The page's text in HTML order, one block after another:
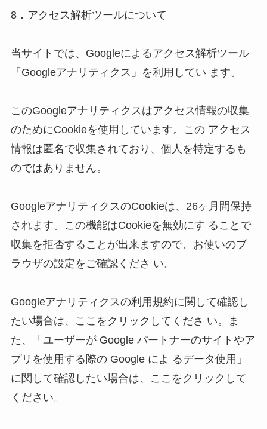
8．アクセス解析ツールについて
当サイトでは、Googleによるアクセス解析ツール
「Googleアナリティクス」を利用してい ます。
このGoogleアナリティクスはアクセス情報の収集
のためにCookieを使用しています。この アクセス
情報は匿名で収集されており、個人を特定するも
のではありません。
GoogleアナリティクスのCookieは、26ヶ月間保持
されます。この機能はCookieを無効にす ることで
収集を拒否することが出来ますので、お使いのブ
ラウザの設定をご確認くださ い。
Googleアナリティクスの利用規約に関して確認し
たい場合は、ここをクリックしてくださ い。ま
た、「ユーザーが Google パートナーのサイトやア
プリを使用する際の Google によ るデータ使用」
に関して確認したい場合は、ここをクリックして
ください。